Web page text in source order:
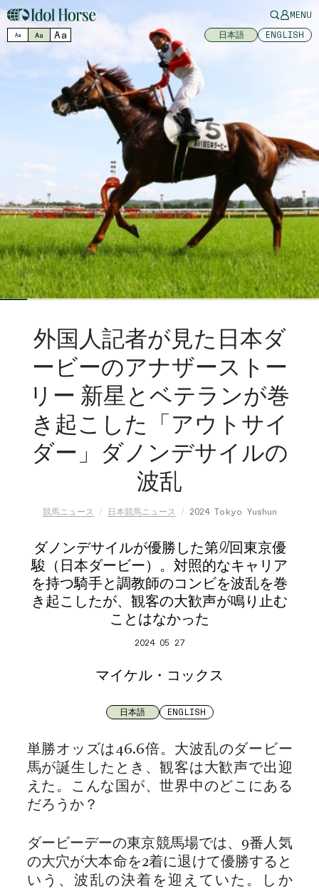
MENU
Aa Aa Aa 日本語 ENGLISH
外国人記者が見た日本ダ
ービーのアナザーストー
リー 新星とベテランが巻
き起こした「アウトサイ
ダー」ダノンデサイルの
波乱
競馬ニュース 日本競馬ニュース 2024 Tokyo Yushun
ダノンデサイルが優勝した第91回東京優
駿（日本ダービー）。対照的なキャリア
を持つ騎手と調教師のコンビを波乱を巻
き起こしたが、観客の大歓声が鳴り止む
ことはなかった
2024 05 27
マイケル・コックス
日本語 ENGLISH
単勝オッズは46.6倍。大波乱のダービー
馬が誕生したとき、観客は大歓声で出迎
えた。こんな国が、世界中のどこにある
だろうか？
ダービーデーの東京競馬場では、9番人気
の大穴が大本命を2着に退けて優勝すると
いう、波乱の決着を迎えていた。しか